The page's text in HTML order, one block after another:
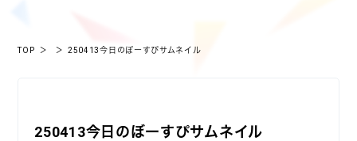
TOP ＞ ＞ 250413今日のぼーすぴサムネイル
250413今日のぼーすぴサムネイル